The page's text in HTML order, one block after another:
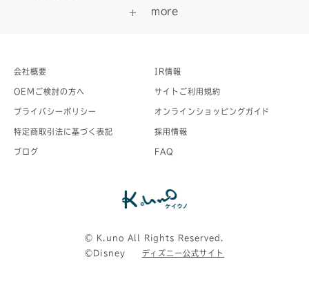
会社概要 IR情報
OEMご検討の方へ サイトご利用規約
プライバシーポリシー オンラインショッピングガイド
特定商取引法に基づく表記 採用情報
ブログ FAQ
©︎ K.uno All Rights Reserved.
©Disney ディズニー公式サイト